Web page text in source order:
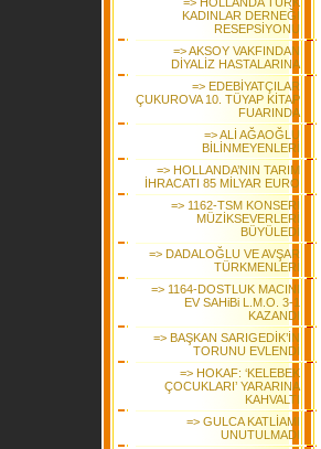
KADINLAR DERNEĞİ
RESEPSİYONU
=> AKSOY VAKFINDAN
DİYALİZ HASTALARINA
=> EDEBİYATÇILAR
ÇUKUROVA 10. TÜYAP KİTAP
FUARINDA
=> ALİ AĞAOĞLU
BİLİNMEYENLERİ
=> HOLLANDA’NIN TARIM
İHRACATI 85 MİLYAR EURO
=> 1162-TSM KONSERİ
MÜZİKSEVERLERİ
BÜYÜLEDİ
=> DADALOĞLU VE AVŞAR
TÜRKMENLERİ
=> 1164-DOSTLUK MACINI
EV SAHiBi L.M.O. 3-1
KAZANDI
=> BAŞKAN SARIGEDİK’İN
TORUNU EVLENDİ
=> HOKAF: ‘KELEBEK
ÇOCUKLARI’ YARARINA
KAHVALTI
=> GULCA KATLİAMI
UNUTULMADI